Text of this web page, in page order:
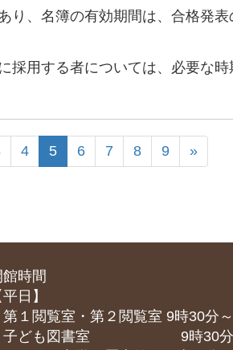
、名簿の有効期間は、合格発
用する者については、必要な
4 5 6 7 8 9 »
館時間
平日】
１閲覧室・第２閲覧室 9時30分
ども図書室 9時30分～